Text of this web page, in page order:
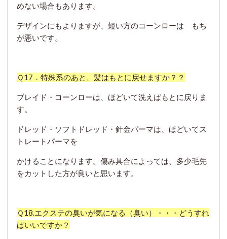
めない場合もあります。
デザインにもよりますが、短い方のコーンローは もち
が悪いです。
Ｑ17．特殊系のあと、髪はもとに戻せますか？？
ブレイド・コーンローは、ほどいて洗えばもとに戻りま
す。
ドレッド・ソフトドレッド・針金パーマは、ほどいてス
トレートパーマを
かけることになります。傷み具合によっては、多少毛先
をカットした方が良いと思います。
Ｑ18.エクステの臭いが気になる（臭い）・・・どうすれ
ばいいですか？